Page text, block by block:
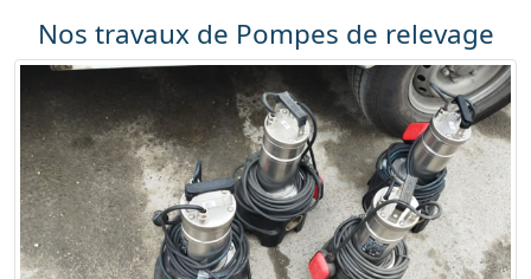
Nos travaux de Pompes de relevage